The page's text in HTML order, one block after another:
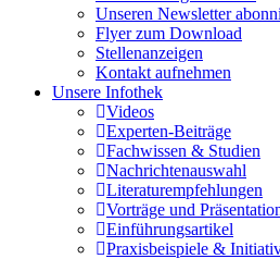
Unseren Newsletter
Flyer zum Download
Stellenanzeigen
Kontakt aufnehmen
Unsere Infothek
Videos
Experten-Beiträge
Fachwissen & Studien
Nachrichtenauswahl
Literaturempfehlungen
Vorträge und
Einführungsartikel
Praxisbeispiele &